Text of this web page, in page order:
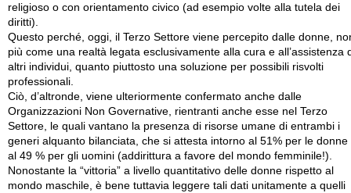
religioso o con orientamento civico (ad esempio volte alla tutela dei
diritti).
Questo perché, oggi, il Terzo Settore viene percepito dalle donne,
più come una realtà legata esclusivamente alla cura e all’assistenza
altri individui, quanto piuttosto una soluzione per possibili risvolti
professionali.
Ciò, d’altronde, viene ulteriormente confermato anche dalle
Organizzazioni Non Governative, rientranti anche esse nel Terzo
Settore, le quali vantano la presenza di risorse umane di entrambi i
generi alquanto bilanciata, che si attesta intorno al 51% per le donne
al 49 % per gli uomini (addirittura a favore del mondo femminile!).
Nonostante la “vittoria” a livello quantitativo delle donne rispetto al
mondo maschile, è bene tuttavia leggere tali dati unitamente a quelli